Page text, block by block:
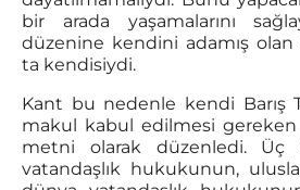
bir arada yaşamalarını
düzenine kendini adamış olan
ta kendisiydi.
Kant bu nedenle kendi Barış
makul kabul edilmesi
metni olarak düzenledi.
vatandaşlık hukukunun,